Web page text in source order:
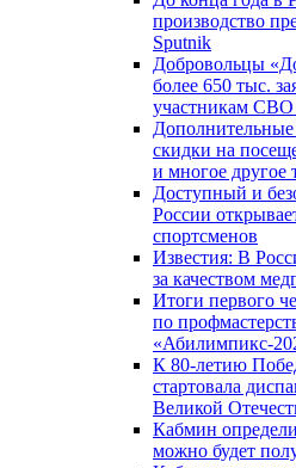
производство
Sputnik
Добровольцы
более 650 тыс.
участникам СВО
скидки на
и многое другое
Доступный и
России
спортсменов
Известия: В
за качеством
Итоги первого
по
«Абилимпикс-
К 80-летию
стартовала
Великой
Кабмин
можно будет